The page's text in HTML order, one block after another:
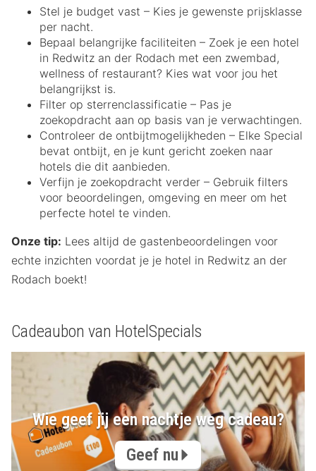
Stel je budget vast – Kies je gewenste prijsklasse
per nacht.
Bepaal belangrijke faciliteiten – Zoek je een hotel
in Redwitz an der Rodach met een zwembad,
wellness of restaurant? Kies wat voor jou het
belangrijkst is.
Filter op sterrenclassificatie – Pas je
zoekopdracht aan op basis van je verwachtingen.
Controleer de ontbijtmogelijkheden – Elke Special
bevat ontbijt, en je kunt gericht zoeken naar
hotels die dit aanbieden.
Verfijn je zoekopdracht verder – Gebruik filters
voor beoordelingen, omgeving en meer om het
perfecte hotel te vinden.
Onze tip: Lees altijd de gastenbeoordelingen voor
echte inzichten voordat je je hotel in Redwitz an der
Rodach boekt!
Cadeaubon van HotelSpecials
Wie geef jij een nachtje weg cadeau?
Geef nu